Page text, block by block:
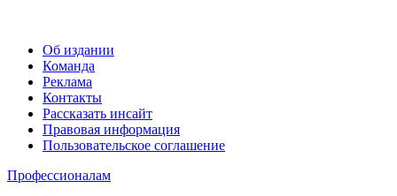
Об издании
Команда
Реклама
Контакты
Рассказать инсайт
Правовая информация
Пользовательское соглашение
Профессионалам